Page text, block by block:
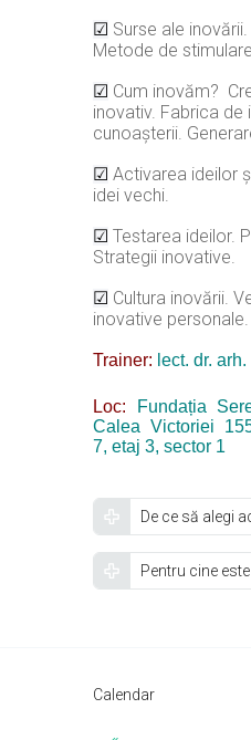
☑ Surse ale
Metode de
☑ Cum inovăm?
inovativ. Fabrica de
cunoașterii.
☑ Activarea ideilor
idei vechi.
☑ Testarea ideilor.
Strategii inovative.
☑ Cultura inovării.
inovative personale.
Trainer: lect. dr.
Loc:
Fundația
Calea Victoriei
7, etaj 3, sector 1
De ce să alegi
Pentru cine
Calendar